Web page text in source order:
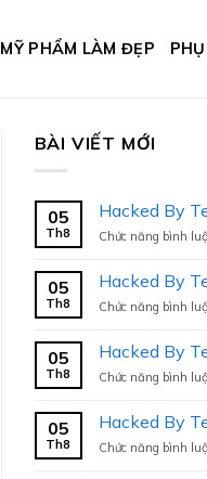
MỸ PHẨM LÀM ĐẸP
BÀI VIẾT MỚI
05
Th8
Hacked By
Chức năng bình
05
Th8
Hacked By
Chức năng bình
05
Th8
Hacked By
Chức năng bình
05
Th8
Hacked By
Chức năng bình